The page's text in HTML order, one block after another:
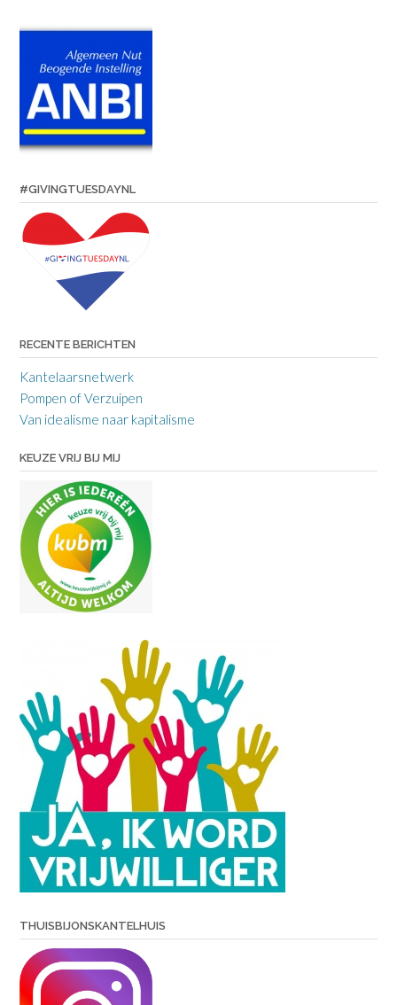
#GIVINGTUESDAYNL
RECENTE BERICHTEN
Kantelaarsnetwerk
Pompen of Verzuipen
Van idealisme naar kapitalisme
KEUZE VRIJ BIJ MIJ
THUISBIJONSKANTELHUIS